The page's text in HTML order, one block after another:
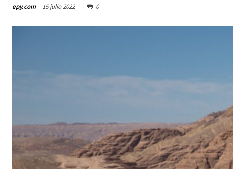
epy.com 15 julio 2022 0